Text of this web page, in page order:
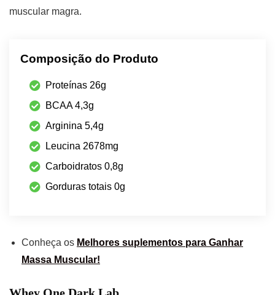
muscular magra.
Composição do Produto
Proteínas 26g
BCAA 4,3g
Arginina 5,4g
Leucina 2678mg
Carboidratos 0,8g
Gorduras totais 0g
Conheça os Melhores suplementos para Ganhar
Massa Muscular!